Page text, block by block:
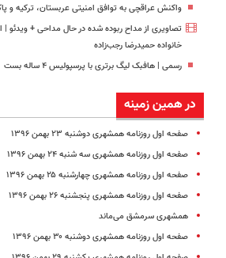
واکنش عراقچی به توافق امنیتی عربستان، ترکیه و
تصاویری از مداح ربوده شده در حال مداحی + ویدئو |
خانواده‌ حمیدرضا رجب‌زاده
رسمی | هافبک لیگ برتری با پرسپولیس ۴ ساله بست
در همین زمینه
صفحه اول روزنامه همشهری دوشنبه ۲۳ بهمن ۱۳۹۶
صفحه اول روزنامه همشهری سه شنبه ۲۴ بهمن ۱۳۹۶
صفحه اول روزنامه همشهری چهارشنبه ۲۵ بهمن ۱۳۹۶
صفحه اول روزنامه همشهری پنجشنبه ۲۶ بهمن ۱۳۹۶
همشهری سرمشق می‌ماند
صفحه اول روزنامه همشهری دوشنبه ۳۰ بهمن ۱۳۹۶